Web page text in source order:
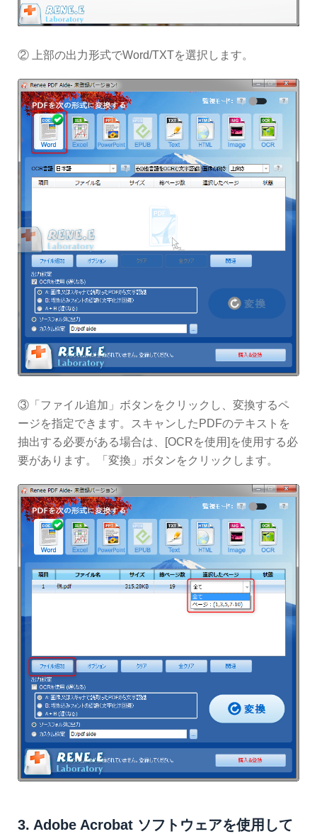
② 上部の出力形式でWord/TXTを選択します。
③「ファイル追加」ボタンをクリックし、変換するペ
ージを指定できます。スキャンしたPDFのテキストを
抽出する必要がある場合は、[OCRを使用]を使用する必
要があります。「変換」ボタンをクリックします。
3. Adobe Acrobat ソフトウェアを使用して